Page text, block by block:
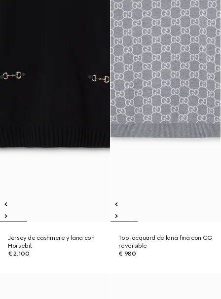
Jersey de cashmere y lana con
Horsebit
€ 2.100
Top jacquard de lana fina con GG
reversible
€ 980